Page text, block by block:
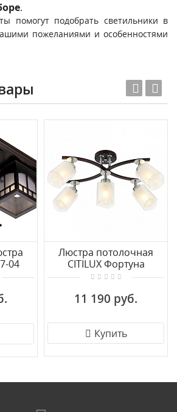
.
помогут подобрать светильники в
пожеланиями и особенностями
04
Люстра потолочная
CITILUX Фортуна
CL156152
11 190 руб.
Купить